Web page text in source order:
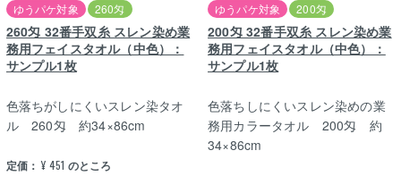
260匁 32番手双糸 スレン染め業
務用フェイスタオル（中色）：
サンプル1枚
ゆうパケ対象
260匁
定価： ¥ 451 のところ
色落ちがしにくいスレン染タオ
ル 260匁 約34×86cm
200匁 32番手双糸 スレン染め業
務用フェイスタオル（中色）：
サンプル1枚
ゆうパケ対象
200匁
色落ちしにくいスレン染めの業
務用カラータオル 200匁 約
34×86cm